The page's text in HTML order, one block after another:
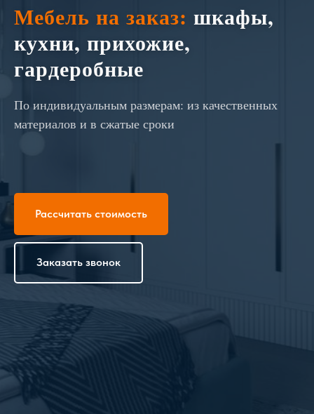
Мебель на заказ: шкафы,
кухни, прихожие,
гардеробные
По индивидуальным размерам: из качественных
материалов и в сжатые сроки
Рассчитать стоимость
Заказать звонок